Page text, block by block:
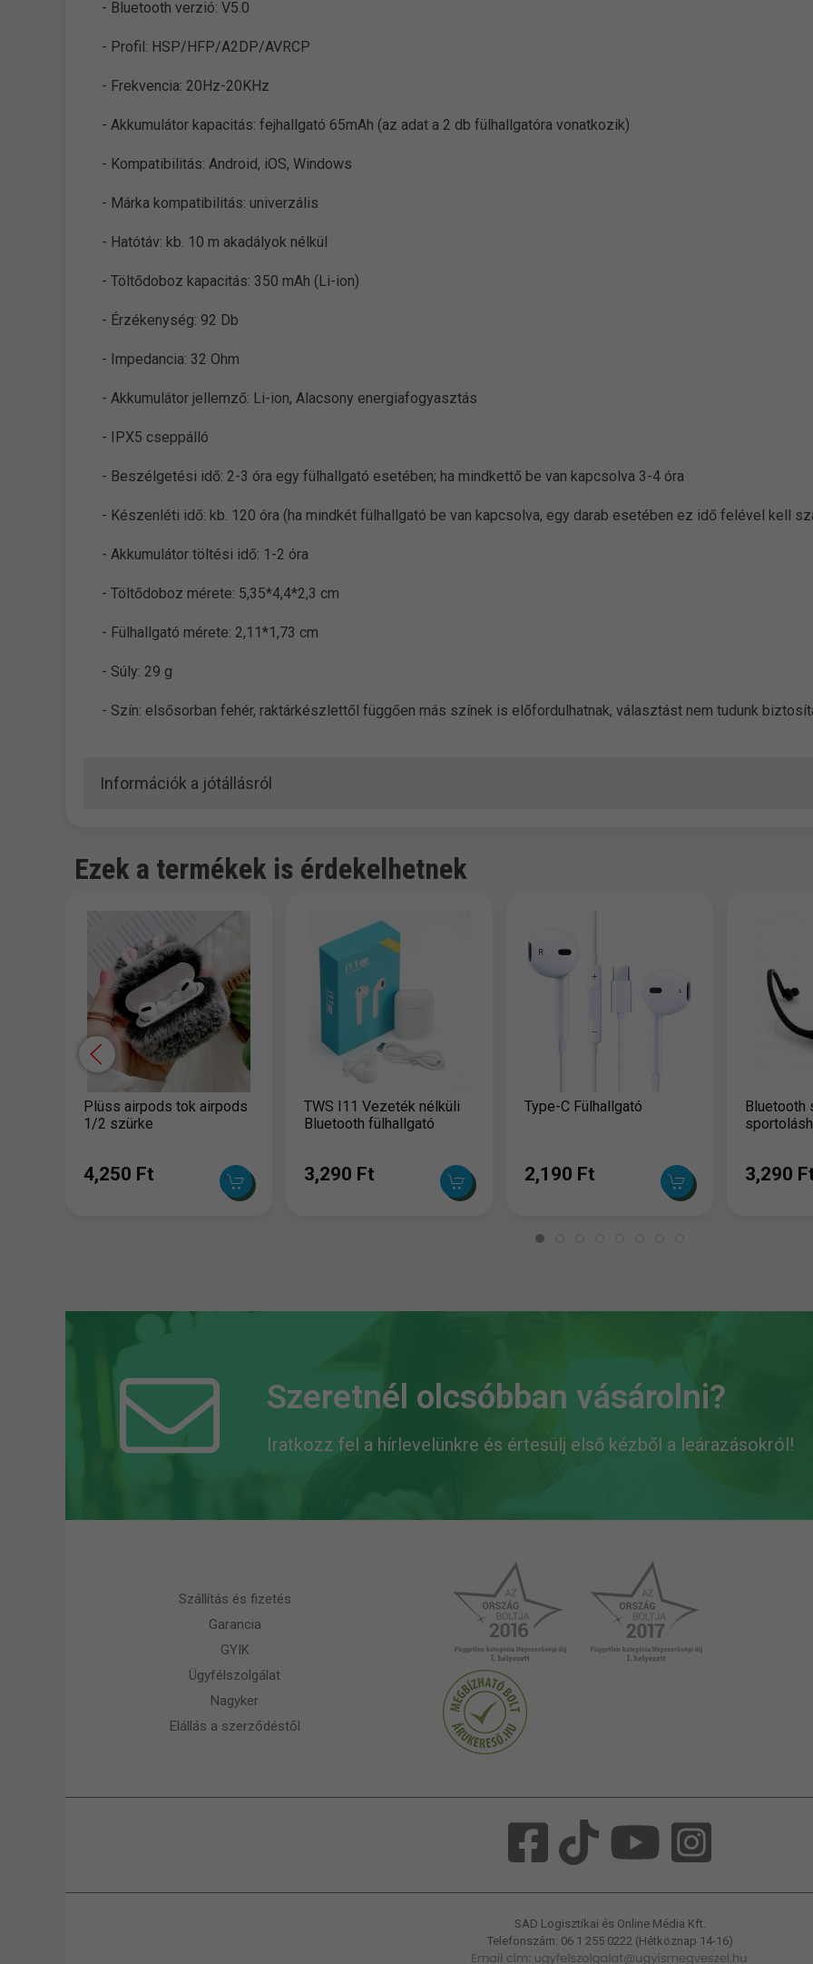
- Bluetooth verzió: V5.0
- Profil: HSP/HFP/A2DP/AVRCP
- Frekvencia: 20Hz-20KHz
- Akkumulátor kapacitás: fejhallgató 65mAh (az adat a 2 db fülhallgatóra vonatkozik)
- Kompatibilitás: Android, iOS, Windows
- Márka kompatibilitás: univerzális
- Hatótáv: kb. 10 m akadályok nélkül
- Töltődoboz kapacitás: 350 mAh (Li-ion)
- Érzékenység: 92 Db
- Impedancia: 32 Ohm
- Akkumulátor jellemző: Li-ion, Alacsony energiafogyasztás
- IPX5 cseppálló
- Beszélgetési idő: 2-3 óra egy fülhallgató esetében; ha mindkettő be van kapcsolva 3-4 óra
- Készenléti idő: kb. 120 óra (ha mindkét fülhallgató be van kapcsolva, egy darab esetében ez idő felével kell
- Akkumulátor töltési idő: 1-2 óra
- Töltődoboz mérete: 5,35*4,4*2,3 cm
- Fülhallgató mérete: 2,11*1,73 cm
- Súly: 29 g
- Szín: elsősorban fehér, raktárkészlettől függően más színek is előfordulhatnak, választást nem tudunk
Információk a jótállásról
Ezek a termékek is érdekelhetnek
Plüss airpods tok airpods
1/2 szürke
4,250 Ft
TWS I11 Vezeték nélküli
Bluetooth fülhallgató
3,290 Ft
Type-C Fülhallgató
2,190 Ft
Bluetooth
3,290
Szeretnél olcsóbban vásárolni?
Iratkozz fel a hírlevelünkre és értesülj első kézből a leárazásokról!
Szállítás és fizetés
Garancia
GYIK
Ügyfélszolgálat
Nagyker
Elállás a szerződéstől
SAD Logisztikai és Online Média Kft.
Telefonszám: 06 1 255 0222 (Hétköznap 14-16)